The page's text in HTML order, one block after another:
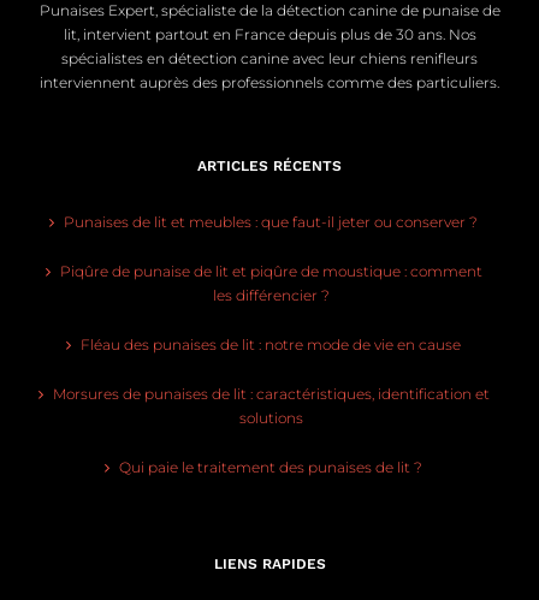
Punaises Expert, spécialiste de la détection canine de punaise de
lit, intervient partout en France depuis plus de 30 ans. Nos
spécialistes en détection canine avec leur chiens renifleurs
interviennent auprès des professionnels comme des particuliers.
ARTICLES RÉCENTS
Punaises de lit et meubles : que faut-il jeter ou conserver ?
Piqûre de punaise de lit et piqûre de moustique : comment
les différencier ?
Fléau des punaises de lit : notre mode de vie en cause
Morsures de punaises de lit : caractéristiques, identification et
solutions
Qui paie le traitement des punaises de lit ?
LIENS RAPIDES